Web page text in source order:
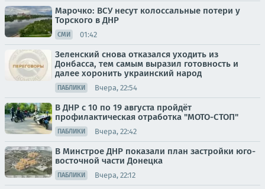
Марочко: ВСУ несут колоссальные потери у
Торского в ДНР
СМИ 01:42
Зеленский снова отказался уходить из
Донбасса, тем самым выразил готовность и
далее хоронить украинский народ
ПАБЛИКИ Вчера, 22:54
В ДНР с 10 по 19 августа пройдёт
профилактическая отработка "МОТО-СТОП"
ПАБЛИКИ Вчера, 22:42
В Минстрое ДНР показали план застройки юго-
восточной части Донецка
ПАБЛИКИ Вчера, 22:12